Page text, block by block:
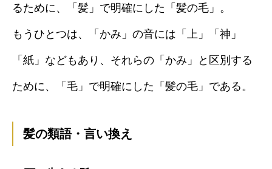
るために、「髪」で明確にした「髪の毛」。
もうひとつは、「かみ」の音には「上」「神」
「紙」などもあり、それらの「かみ」と区別する
ために、「毛」で明確にした「髪の毛」である。
髪の類語・言い換え